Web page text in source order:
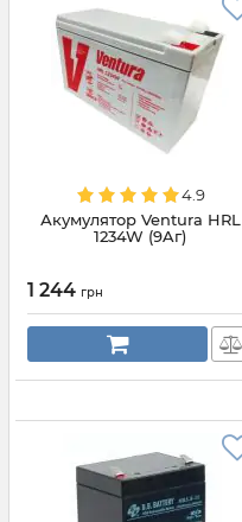
4.9
Акумулятор Ventura HRL
1234W (9Aг)
1 244 грн